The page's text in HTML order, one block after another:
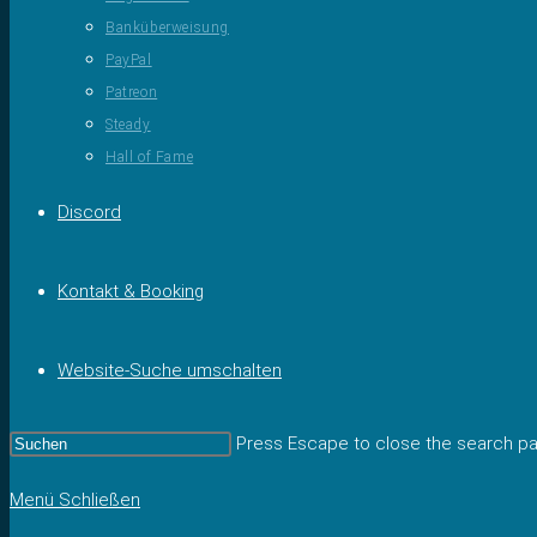
Banküberweisung
PayPal
Patreon
Steady
Hall of Fame
Discord
Kontakt & Booking
Website-Suche umschalten
Press Escape to close the search
Menü Schließen